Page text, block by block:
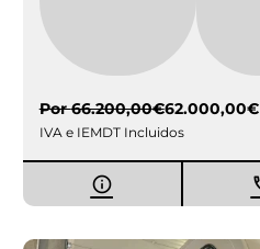
Por66.200,00€62.000,00€
IVA e IEMDT Incluidos